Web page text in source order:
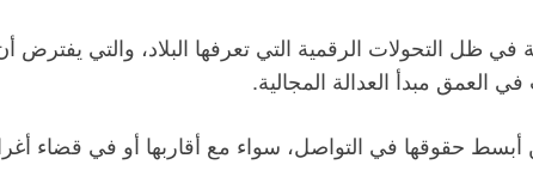
ظل التحولات الرقمية التي تعرفها البلاد، والتي يفترض
مبدأ العدالة المجالية.
في التواصل، سواء مع أقاربها أو في قضاء